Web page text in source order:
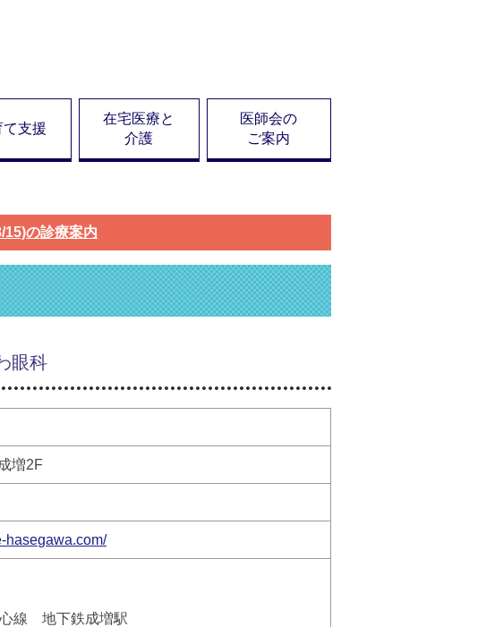
て支援
在宅医療と
介護
医師会の
ご案内
15)の診療案内
眼科
増2F
hasegawa.com/
線 地下鉄成増駅